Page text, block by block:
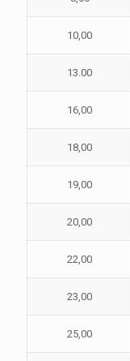
10,00
13.00
16,00
18,00
19,00
20,00
22,00
23,00
25,00